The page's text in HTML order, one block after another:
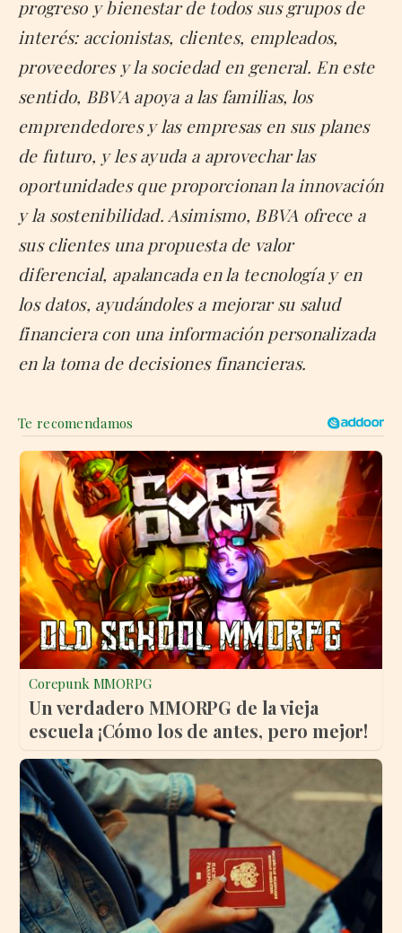
progreso y bienestar de todos sus grupos de
interés: accionistas, clientes, empleados,
proveedores y la sociedad en general. En este
sentido, BBVA apoya a las familias, los
emprendedores y las empresas en sus planes
de futuro, y les ayuda a aprovechar las
oportunidades que proporcionan la innovación
y la sostenibilidad. Asimismo, BBVA ofrece a
sus clientes una propuesta de valor
diferencial, apalancada en la tecnología y en
los datos, ayudándoles a mejorar su salud
financiera con una información personalizada
en la toma de decisiones financieras.
Corepunk MMORPG
Un verdadero MMORPG de la vieja
escuela ¡Cómo los de antes, pero mejor!